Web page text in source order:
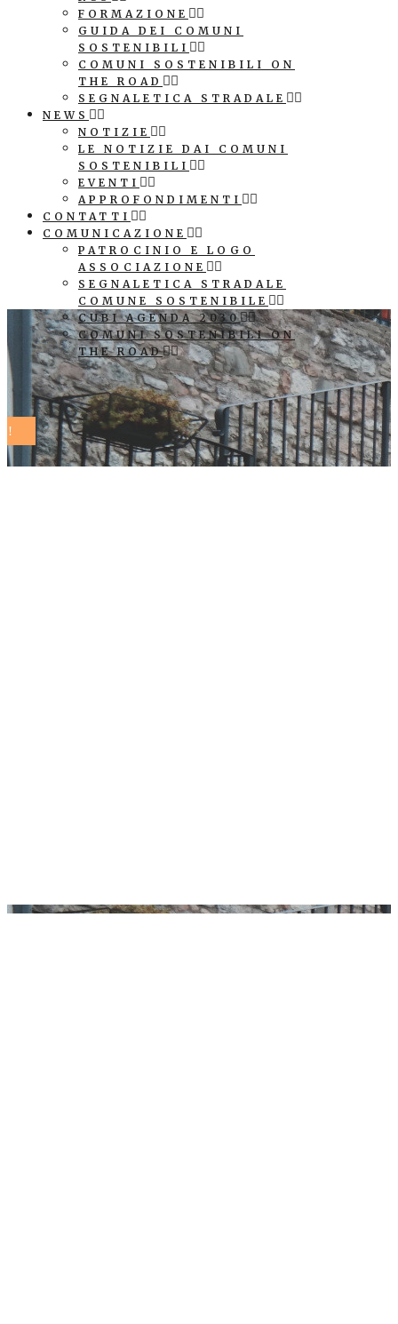
FORMAZIONE
GUIDA DEI COMUNI
SOSTENIBILI
COMUNI SOSTENIBILI ON
THE ROAD
SEGNALETICA STRADALE
NEWS
NOTIZIE
LE NOTIZIE DAI COMUNI
SOSTENIBILI
EVENTI
APPROFONDIMENTI
CONTATTI
COMUNICAZIONE
PATROCINIO E LOGO
ASSOCIAZIONE
SEGNALETICA STRADALE
COMUNE SOSTENIBILE
CUBI AGENDA 2030
COMUNI SOSTENIBILI ON
THE ROAD